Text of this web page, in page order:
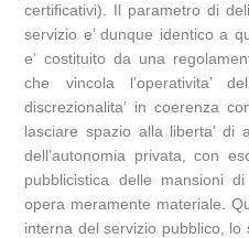
certificativi). Il parametro di
servizio e’ dunque identico a
e’ costituito da una
che vincola l’operativita’
discrezionalita’ in coerenza
lasciare spazio alla liberta’ di
dell’autonomia privata, con
pubblicistica delle mansioni
opera meramente materiale.
interna del servizio pubblico, lo